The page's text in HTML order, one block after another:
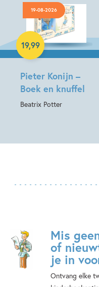
19-08-2026
Pieter Konijn –
Boek en knuffel
Beatrix Potter
19,99
Hardcover
Mis
of
je in
Ontvang elke